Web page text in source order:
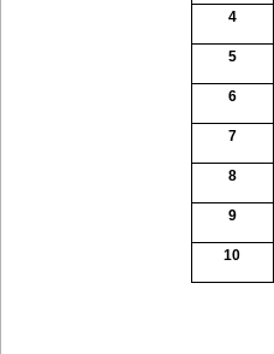
4
5
6
7
8
9
10